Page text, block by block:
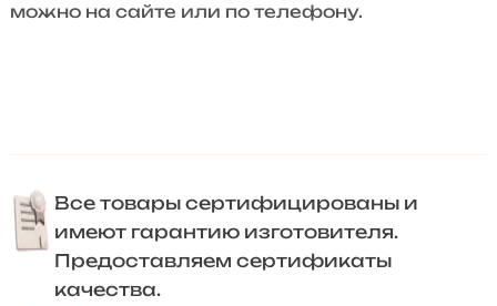
можно на сайте или по телефону.
Все товары сертифицированы и
имеют гарантию изготовителя.
Предоставляем сертификаты
качества.